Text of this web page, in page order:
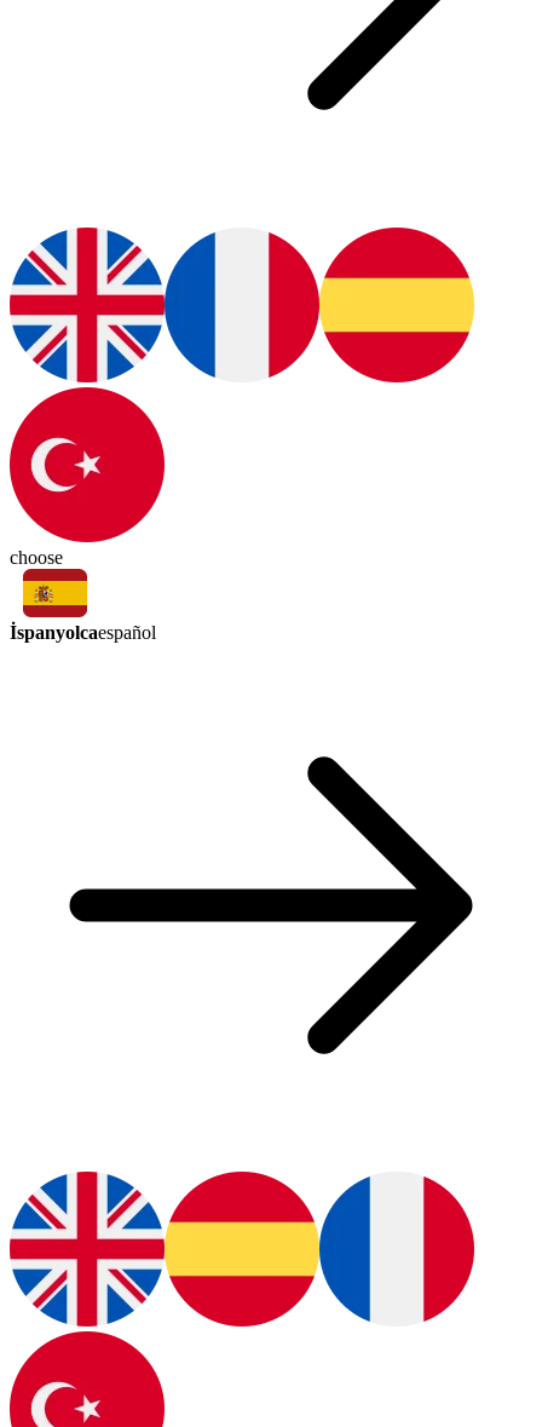
choose
İspanyolcaespañol